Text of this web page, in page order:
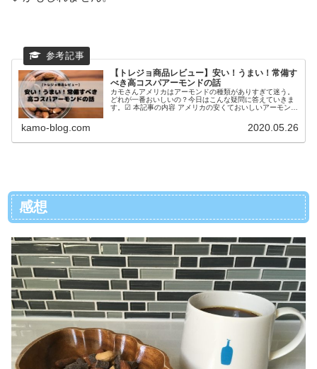
【トレジョ商品レビュー】安い！うまい！常備す
べき高コスパアーモンドの話
カモさんアメリカはアーモンドの種類がありすぎて迷う。
どれが一番おいしいの？今日はこんな疑問に答えていきま
す。☑ 本記事の内容 アメリカの安くておいしいアーモンド
kamo-blog.com 2020.05.26
感想